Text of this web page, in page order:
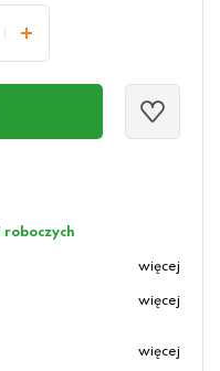
więcej
więcej
więcej